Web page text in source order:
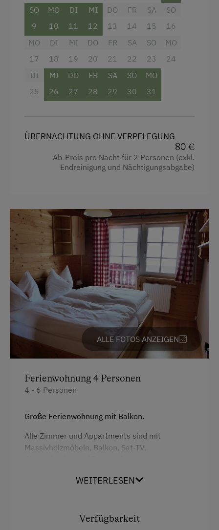
Haustiere sind bei uns leider keine erlaubt!
Ausstattung
Doppelbett (Kingsize)
SO
9
MO
10
DI
11
MI
12
DO
13
FR
14
SA
15
SO
16
MO
17
DI
18
MI
19
DO
20
FR
21
SA
22
SO
23
MO
24
DI
25
MI
26
DO
27
FR
28
SA
29
SO
30
MO
31
ÜBERNACHTUNG OHNE VERPFLEGUNG
80 €
Ab-Preis pro Nacht für 2 Personen (exkl.
Endreinigung und Nächtigungsabgabe)
ALLE FOTOS ANZEIGEN
Ferienwohnung 4 Personen
4 - 6 Personen
Große Ferienwohnung mit Balkon.
Alle Zimmer und Appartments sind mit
Massivholzmöbeln, Balkon, Sat-TV,
Unsere Ferienwohnungen verfügen zusätzlich
WEITERLESEN
Verfügbarkeit